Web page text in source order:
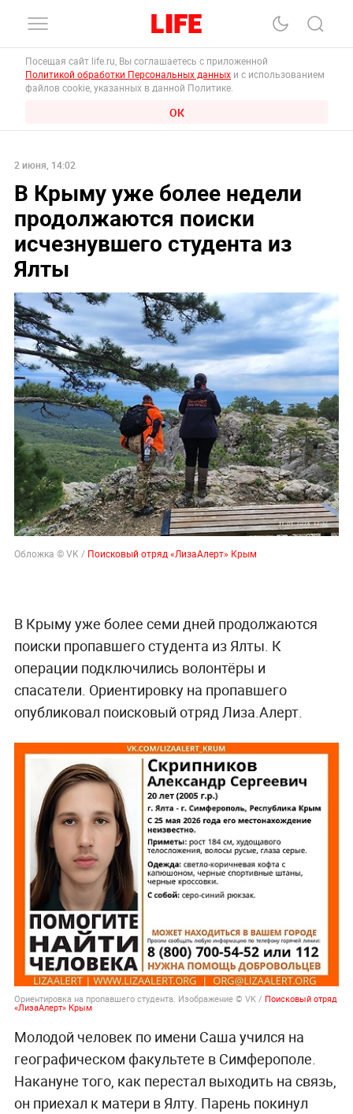
Посещая сайт life.ru, Вы соглашаетесь с приложенной
Политикой обработки Персональных данных и с использованием
файлов cookie, указанных в данной Политике.
ОК
2 июня, 14:02
В Крыму уже более недели
продолжаются поиски
исчезнувшего студента из
Ялты
Обложка © VK / Поисковый отряд «ЛизаАлерт» Крым
В Крыму уже более семи дней продолжаются
поиски пропавшего студента из Ялты. К
операции подключились волонтёры и
спасатели. Ориентировку на пропавшего
опубликовал поисковый отряд Лиза.Алерт.
Ориентировка на пропавшего студента. Изображение © VK / Поисковый отряд
«ЛизаАлерт» Крым
Молодой человек по имени Саша учился на
географическом факультете в Симферополе.
Накануне того, как перестал выходить на связь,
он приехал к матери в Ялту. Парень покинул